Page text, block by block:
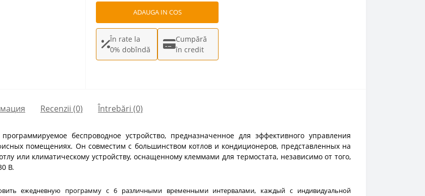
ADAUGA IN COS
În rate la
0% dobîndă
Cumpără
în credit
Recenzii (0) Întrebări (0)
беспроводное устройство, предназначенное для эффективного управления
помещениях. Он совместим с большинством котлов и кондиционеров, представленных на
или климатическому устройству, оснащенному клеммами для термостата, независимо от того,
В.
ежедневную программу с 6 различными временными интервалами, каждый с индивидуальной